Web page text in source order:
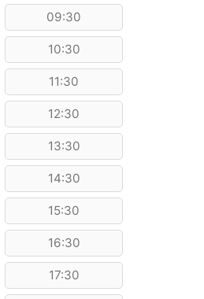
09:30
10:30
11:30
12:30
13:30
14:30
15:30
16:30
17:30